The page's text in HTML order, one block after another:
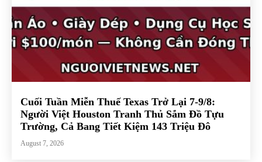
Cuối Tuần Miễn Thuế Texas Trở Lại 7-9/8:
Người Việt Houston Tranh Thủ Sắm Đồ Tựu
Trường, Cả Bang Tiết Kiệm 143 Triệu Đô
August 7, 2026